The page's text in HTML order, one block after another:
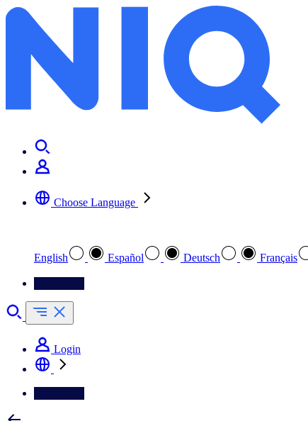
Choose Language
English Español Deutsch Français
Login